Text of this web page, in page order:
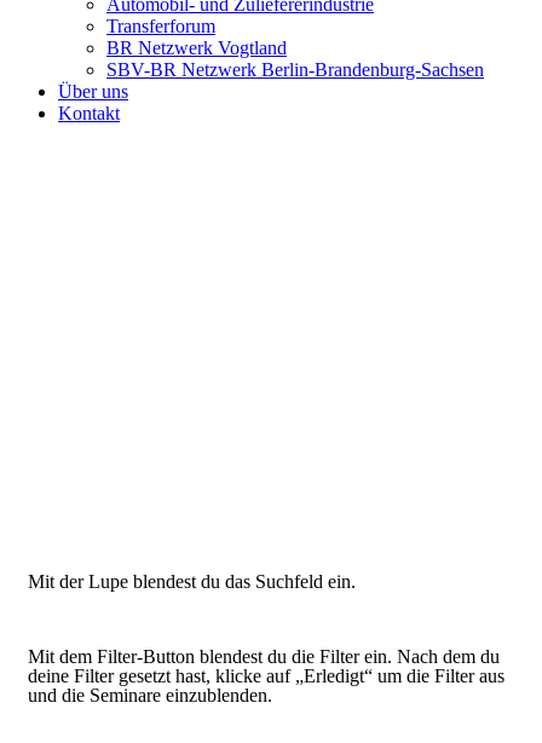
Automobil- und Zuliefererindustrie
Transferforum
BR Netzwerk Vogtland
SBV-BR Netzwerk Berlin-Brandenburg-Sachsen
Über uns
Kontakt
Mit der Lupe blendest du das Suchfeld ein.
Mit dem Filter-Button blendest du die Filter ein. Nach dem du
deine Filter gesetzt hast, klicke auf „Erledigt“ um die Filter aus
und die Seminare einzublenden.